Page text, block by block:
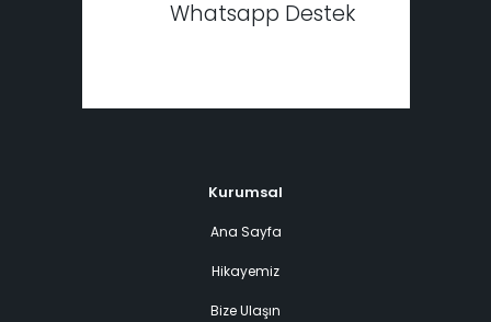
Whatsapp Destek
Kurumsal
Ana Sayfa
Hikayemiz
Bize Ulaşın